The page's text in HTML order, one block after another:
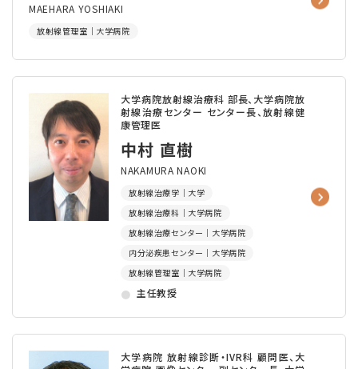
MAEHARA YOSHIAKI
放射線管理室｜大学病院
大学病院放射線治療科 部長、大学病院放
射線治療センター センター長、放射線健
康管理医
中村 直樹
NAKAMURA NAOKI
放射線治療学｜大学
放射線治療科｜大学病院
放射線治療センター｜大学病院
内分泌疾患センター｜大学病院
放射線管理室｜大学病院
主任教授
大学病院 放射線診断・IVR科 顧問医、大